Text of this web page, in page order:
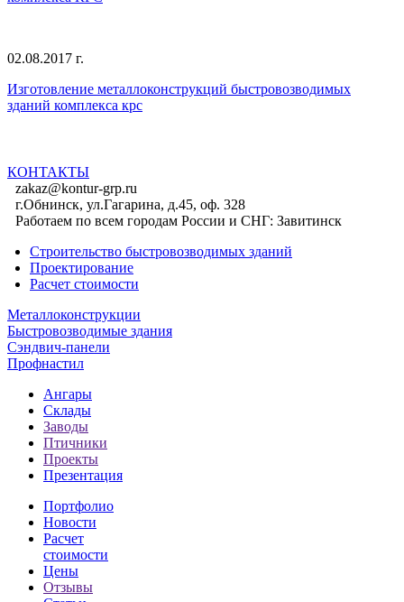
02.08.2017 г.
Изготовление металлоконструкций быстровозводимых
зданий комплекса крс
КОНТАКТЫ
zakaz@kontur-grp.ru
г.Обнинск, ул.Гагарина, д.45, оф. 328
Работаем по всем городам России и СНГ: Завитинск
Строительство быстровозводимых зданий
Проектирование
Расчет стоимости
Металлоконструкции
Быстровозводимые здания
Сэндвич-панели
Профнастил
Ангары
Склады
Заводы
Птичники
Проекты
Презентация
Портфолио
Новости
Расчет
стоимости
Цены
Отзывы